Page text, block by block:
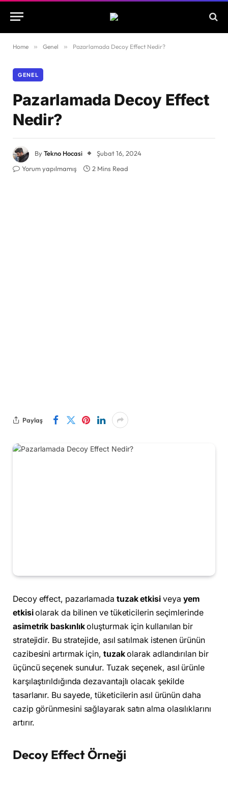
Home » Genel » Pazarlamada Decoy Effect Nedir?
GENEL
Pazarlamada Decoy Effect
Nedir?
ByTekno Hocasi
Şubat 16, 2024
Yorum yapılmamış
2 Mins Read
Paylaş
Decoy effect, pazarlamada tuzak etkisiveya yem
etkisiolarak da bilinen ve tüketicilerin seçimlerinde
asimetrik baskınlıkoluşturmak için kullanılan bir
stratejidir. Bu stratejide, asıl satılmak istenen ürünün
cazibesini artırmak için, tuzakolarak adlandırılan bir
üçüncü seçenek sunulur. Tuzak seçenek, asıl ürünle
karşılaştırıldığında dezavantajlı olacak şekilde
tasarlanır. Bu sayede, tüketicilerin asıl ürünün daha
cazip görünmesini sağlayarak satın alma olasılıklarını
artırır.
Decoy EffectÖrneği